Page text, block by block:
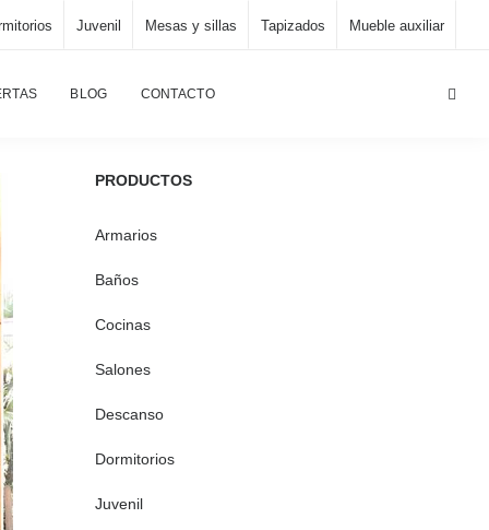
Juvenil Mesas y sillas Tapizados Mueble auxiliar
BLOG CONTACTO
PRODUCTOS
Armarios
Baños
Cocinas
Salones
Descanso
Dormitorios
Juvenil